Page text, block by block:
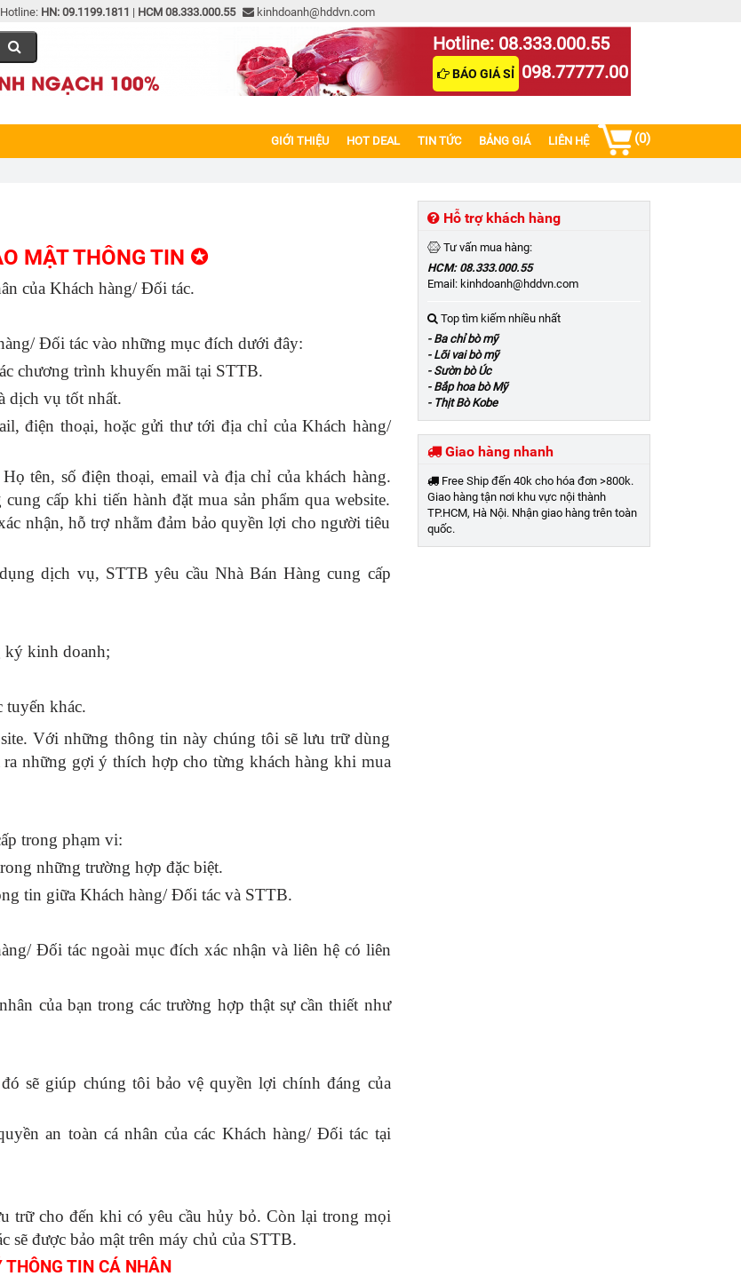
Hotline: HN: 09.1199.1811 | HCM 08.333.000.55 kinhdoanh@hddvn.com
Hotline: 08.333.000.55
BÁO GIÁ SỈ 098.77777.00
(0)
GIỚI THIỆU HOT DEAL TIN TỨC BẢNG GIÁ LIÊN HỆ
MẬT THÔNG TIN ✪
của Khách hàng/ Đối tác.
Đối tác vào những mục đích dưới đây:
chương trình khuyến mãi tại STTB.
dịch vụ tốt nhất.
điện thoại, hoặc gửi thư tới địa chỉ của Khách hàng/
tên, số điện thoại, email và địa chỉ của khách hàng.
cấp khi tiến hành đặt mua sản phẩm qua website.
nhận, hỗ trợ nhằm đảm bảo quyền lợi cho người tiêu
dịch vụ, STTB yêu cầu Nhà Bán Hàng cung cấp
ký kinh doanh;
tuyến khác.
Với những thông tin này chúng tôi sẽ lưu trữ dùng
những gợi ý thích hợp cho từng khách hàng khi mua
trong phạm vi:
những trường hợp đặc biệt.
tin giữa Khách hàng/ Đối tác và STTB.
Đối tác ngoài mục đích xác nhận và liên hệ có liên
của bạn trong các trường hợp thật sự cần thiết như
sẽ giúp chúng tôi bảo vệ quyền lợi chính đáng của
an toàn cá nhân của các Khách hàng/ Đối tác tại
trữ cho đến khi có yêu cầu hủy bỏ. Còn lại trong mọi
được bảo mật trên máy chủ của STTB.
TIN CÁ NHÂN
Hỗ trợ khách hàng
Tư vấn mua hàng:
HCM: 08.333.000.55
Email: kinhdoanh@hddvn.com
Top tìm kiếm nhiều nhất
- Ba chỉ bò mỹ
- Lõi vai bò mỹ
- Sườn bò Úc
- Bắp hoa bò Mỹ
- Thịt Bò Kobe
Giao hàng nhanh
Free Ship đến 40k cho hóa đơn >800k.
Giao hàng tận nơi khu vực nội thành
TP.HCM, Hà Nội. Nhận giao hàng trên toàn
quốc.